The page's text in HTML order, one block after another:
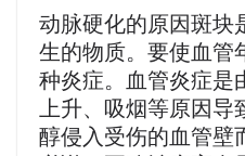
动脉硬化的原因斑块
生的物质。要使血管
种炎症。血管炎症是
上升、吸烟等原因导
醇侵入受伤的血管壁